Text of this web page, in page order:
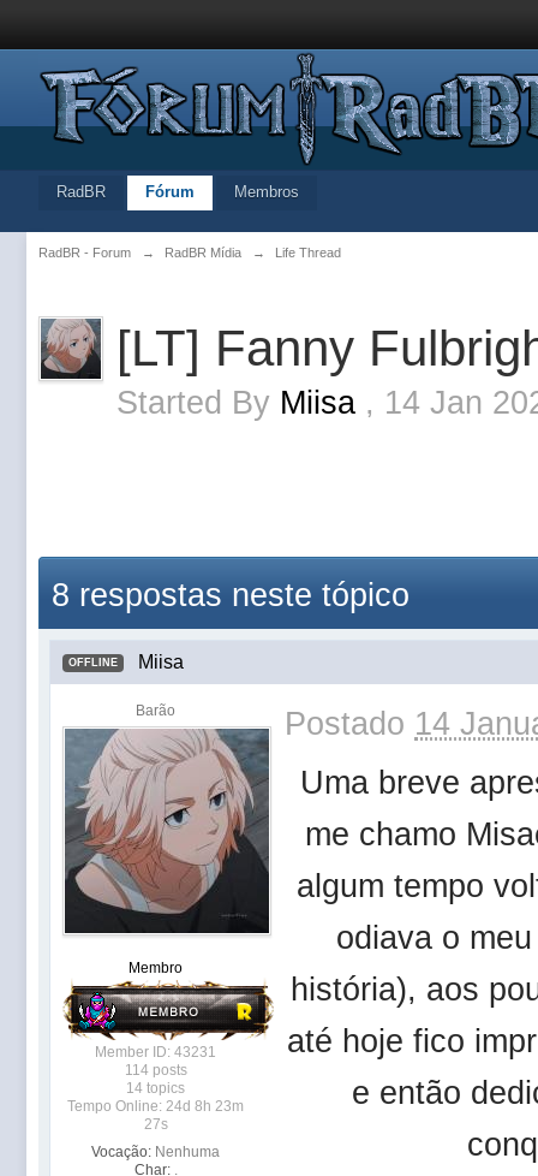
RadBR Fórum Membros
RadBR - Forum → RadBR Mídia → Life Thread
[LT] Fanny
Started By Miisa , 14 Jan
8 respostas neste tópico
OFFLINE Miisa
Barão
Membro
Member ID: 43231
114 posts
14 topics
Tempo Online: 24d 8h 23m
27s
Vocação: Nenhuma
Char: .
Postado 14
Uma breve
me chamo
algum tempo
odiava o
história), aos
até hoje fico
e então